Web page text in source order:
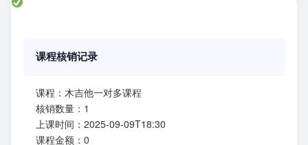
课程核销记录
课程：木吉他一对多课程
核销数量：1
上课时间：2025-09-09T18:30
课程金额：0